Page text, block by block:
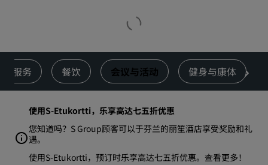
服务 餐饮 会议与活动 健身与康体
使用S-Etukortti，乐享高达七五折优惠
您知道吗？S Group顾客可以于芬兰的丽笙酒店享受奖励和礼
遇。
使用S-Etukortti，预订时乐享高达七五折优惠。 查看更多！